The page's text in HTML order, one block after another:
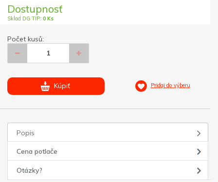
Dostupnosť
Sklad DG TIP: 0 Ks
Počet kusů:
Kúpiť Pridaj do výberu
Popis
Cena potlače
Otázky?